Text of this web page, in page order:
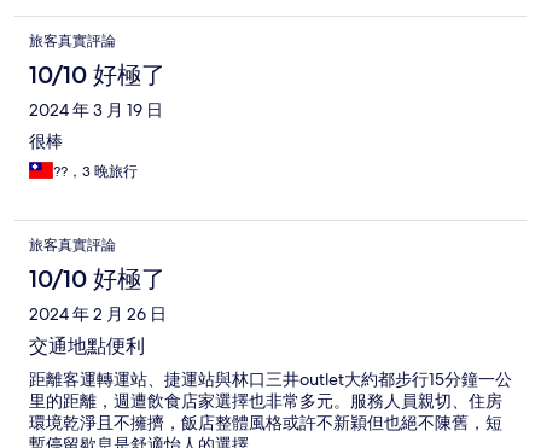
旅客真實評論
10/10 好極了
2024 年 3 月 19 日
很棒
??，3 晚旅行
旅客真實評論
10/10 好極了
2024 年 2 月 26 日
交通地點便利
距離客運轉運站、捷運站與林口三井outlet大約都步行15分鐘一公
里的距離，週遭飲食店家選擇也非常多元。服務人員親切、住房
環境乾淨且不擁擠，飯店整體風格或許不新穎但也絕不陳舊，短